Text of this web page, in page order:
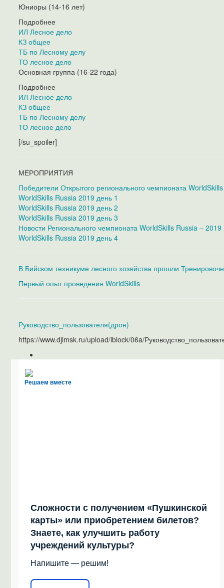
Юниоры (14-16 лет)
Подробнее
ИЛ Лесное дело
КЗ общее
ТБ по Лесному делу
ТО лесное дело
Основная группа (16-22 года)
Подробнее
ИЛ Лесное дело
КЗ общее
ТБ по Лесному делу
ТО лесное дело
[/su_spoiler]
МЕРОПРИЯТИЯ
Победители Открытого регионального чемпионата
WorldSkills Russia 2019 день 1
WorldSkills Russia 2019 день 2
WorldSkills Russia 2019 день 3
Новости Регионального чемпионата WorldSkills Russia –
WorldSkills Russia 2019 день 4
В Бийском техникуме лесного хозяйства прошли
Первый опыт проведения WorldSkills
Руководство_пользователя(дрон)
https://www.djimsk.ru/upload/iblock/06a/
Решаем вместе
Сложности с получением «Пушкинской
карты» или приобретением билетов?
Знаете, как улучшить работу
учреждений культуры?
Напишите — решим!